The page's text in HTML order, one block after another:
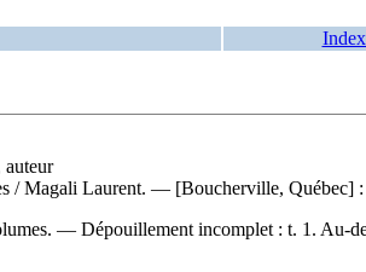
/ Magali Laurent. — [Boucherville, Québec]
— Dépouillement incomplet : t. 1. Au-